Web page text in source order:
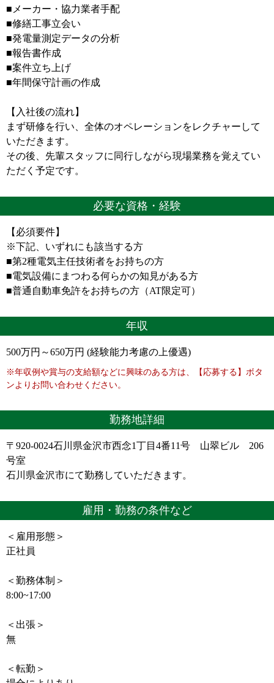
■メーカー・協力業者手配
■修繕工事立会い
■発電量測定データの分析
■報告書作成
■案件立ち上げ
■年間保守計画の作成
【入社後の流れ】
まず研修を行い、全体のオペレーションをレクチャーして
いただきます。
その後、先輩スタッフに同行しながら現場業務を覚えてい
ただく予定です。
必要な資格・経験
【必須要件】
※下記、いずれにも該当する方
■第2種電気主任技術者をお持ちの方
■電気設備にまつわる何らかの知見がある方
■普通自動車免許をお持ちの方（AT限定可）
年収
500万円～650万円 (経験能力考慮の上優遇)
※年収例や賞与の支給額などに興味のある方は、【応募する】ボタ
ンよりお問い合わせください。
勤務地詳細
〒920-0024石川県金沢市西念1丁目4番11号 山翠ビル 206
号室
石川県金沢市にて勤務していただきます。
雇用・勤務の条件など
＜雇用形態＞
正社員
＜勤務体制＞
8:00~17:00
＜出張＞
無
＜転勤＞